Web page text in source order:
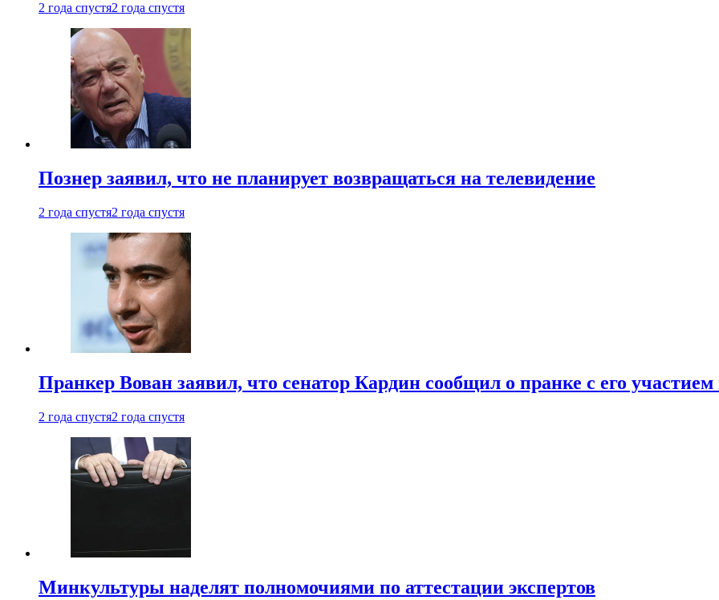
2 года спустя2 года спустя
Познер заявил, что не планирует возвращаться на телевидение
2 года спустя2 года спустя
Пранкер Вован заявил, что сенатор Кардин сообщил о пранке с его
2 года спустя2 года спустя
Минкультуры наделят полномочиями по аттестации экспертов